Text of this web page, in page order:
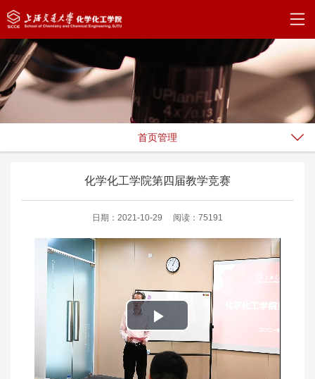
首页管理
化学化工学院第四届教学竞赛
日期：2021-10-29 阅读：75191
Play
Video